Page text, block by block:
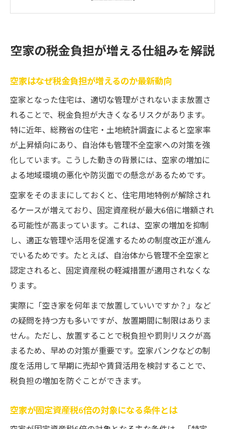
空家だと住宅ローン控除は受けられるのか
解説
住宅用地特例が外れる条件と注意点
空家が管理不全指定されると税金はどう変
わる
空家の住宅用地特例除外を防ぐ管理方法
自治体によって異なる空家住宅用地特例の
運用
住宅用地特例が外れる前にできる対策とは
空家放置で税負担はどこまで膨らむのか実情
空家を放置すると税負担はどこまで増える
のか
空家管理を怠ると税額が大幅増になる理由
空家の税負担増加を防ぐための実践策
空家を何年まで放置できるか現実的な判断
基準
空家バンクなど賢い活用策を比較する
空家バンク利用で得られる税制優遇の仕組
み
空家を賃貸や譲渡で活用するメリット比較
空家バンクと自治体支援策の活用ポイント
空家 差し上げます・譲りますの実態と注意
空家の税金負担が増える仕組みを解説
空家はなぜ税金負担が増えるのか最新動向
空家となった住宅は、適切な管理がされないまま放置さ
れることで、税金負担が大きくなるリスクがあります。
特に近年、総務省の住宅・土地統計調査によると空家率
が上昇傾向にあり、自治体も管理不全空家への対策を強
化しています。こうした動きの背景には、空家の増加に
よる地域環境の悪化や防災面での懸念があるためです。
空家をそのままにしておくと、住宅用地特例が解除され
るケースが増えており、固定資産税が最大6倍に増額され
る可能性が高まっています。これは、空家の増加を抑制
し、適正な管理や活用を促進するための制度改正が進ん
でいるためです。たとえば、自治体から管理不全空家と
認定されると、固定資産税の軽減措置が適用されなくな
ります。
実際に「空き家を何年まで放置していいですか？」など
の疑問を持つ方も多いですが、放置期間に制限はありま
せん。ただし、放置することで税負担や罰則リスクが高
まるため、早めの対策が重要です。空家バンクなどの制
度を活用して早期に売却や賃貸活用を検討することで、
税負担の増加を防ぐことができます。
空家が固定資産税6倍の対象になる条件とは